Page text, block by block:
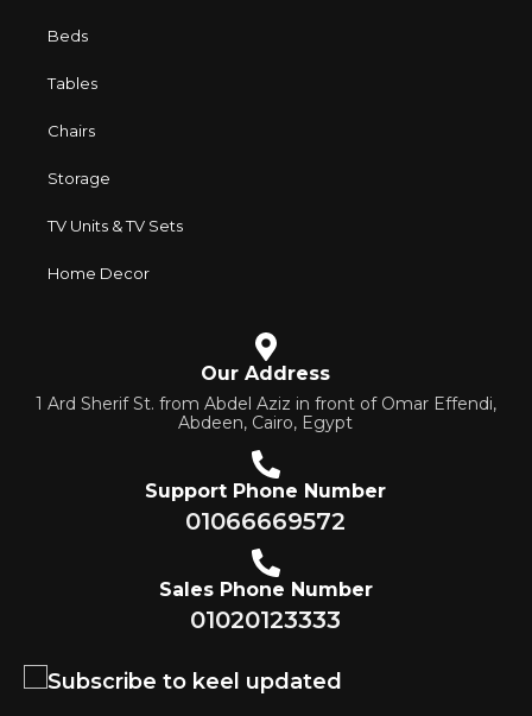
Beds
Tables
Chairs
Storage
TV Units & TV Sets
Home Decor
Our Address
1 Ard Sherif St. from Abdel Aziz in front of Omar Effendi,
Abdeen, Cairo, Egypt
Support Phone Number
01066669572
Sales Phone Number
01020123333
Subscribe to keel updated